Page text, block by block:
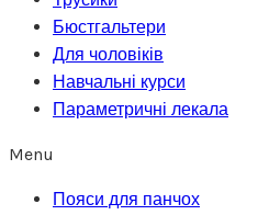
Бюстгальтери
Для чоловіків
Навчальні курси
Параметричні лекала
Menu
Пояси для панчох